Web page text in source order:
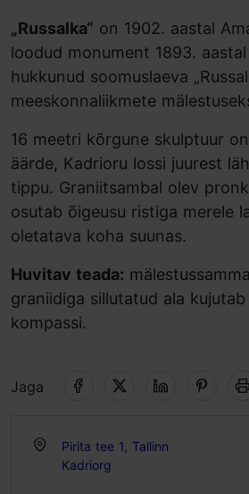
„Russalka“ on 1902. aastal
loodud monument 1893.
hukkunud soomuslaeva
meeskonnaliikmete
16 meetri kõrgune skulptuur
äärde, Kadrioru lossi juurest
tippu. Graniitsambal olev
osutab õigeusu ristiga merele
oletatava koha suunas.
Huvitav teada:
graniidiga sillutatud ala
kompassi.
Jaga
Pirita tee 1, Tallinn
Kadriorg